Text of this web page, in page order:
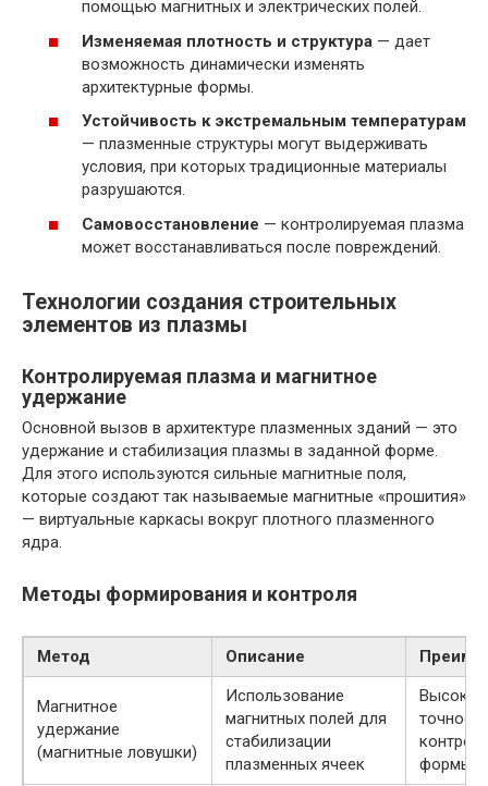
помощью магнитных и электрических полей.
Изменяемая плотность и структура — дает
возможность динамически изменять
архитектурные формы.
Устойчивость к экстремальным температурам
— плазменные структуры могут выдерживать
условия, при которых традиционные материалы
разрушаются.
Самовосстановление — контролируемая плазма
может восстанавливаться после повреждений.
Технологии создания строительных
элементов из плазмы
Контролируемая плазма и магнитное
удержание
Основной вызов в архитектуре плазменных зданий — это
удержание и стабилизация плазмы в заданной форме.
Для этого используются сильные магнитные поля,
которые создают так называемые магнитные «прошития»
— виртуальные каркасы вокруг плотного плазменного
ядра.
Методы формирования и контроля
Метод Описание
Магнитное
удержание
(магнитные ловушки)
Использование
магнитных полей для
стабилизации
плазменных ячеек
Высокая
точность
формы